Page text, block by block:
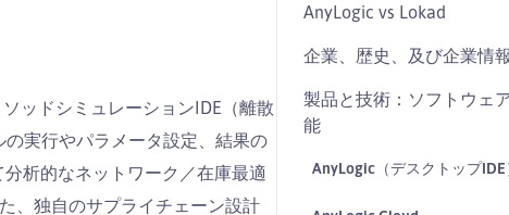
ッドシミュレーションIDE（離散
実行やパラメータ設定、結果の
析的なネットワーク／在庫最適
、独自のサプライチェーン設計
AnyLogic vs Lokad
企業、歴史、及び企業情報
製品と技術：ソフトウェ
能
AnyLogic（デスクトップIDE